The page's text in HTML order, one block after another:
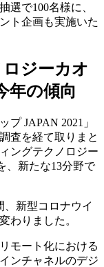
選で100名様に、
ト企画も実施いた
ジーカオ
年の傾向
プ JAPAN 2021」
査を経て取りまと
ングテクノロジー
、新たな13分野で
、新型コロナウイ
わりました。
モート化における
ンチャネルのデジ